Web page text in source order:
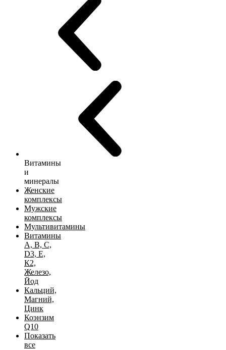
Витамины
и
минералы
Женские
комплексы
Мужские
комплексы
Мультивитамины
Витамины
А, B, C,
D3, Е,
К2,
Железо,
Йод
Кальций,
Магний,
Цинк
Коэнзим
Q10
Показать
все